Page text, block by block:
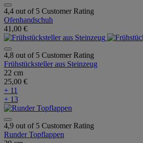
4,4 out of 5 Customer Rating
Ofenhandschuh
41,00 €
4,8 out of 5 Customer Rating
Frühstücksteller aus Steinzeug
22 cm
25,00 €
+ 11
+ 13
4,9 out of 5 Customer Rating
Runder Topflappen